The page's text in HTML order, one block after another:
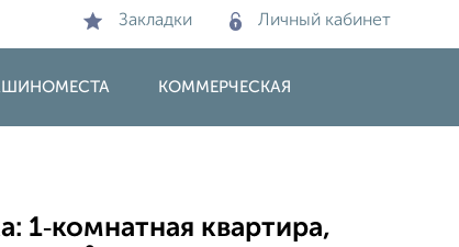
Закладки Личный кабинет
КОММЕРЧЕСКАЯ
1‑комнатная квартира,